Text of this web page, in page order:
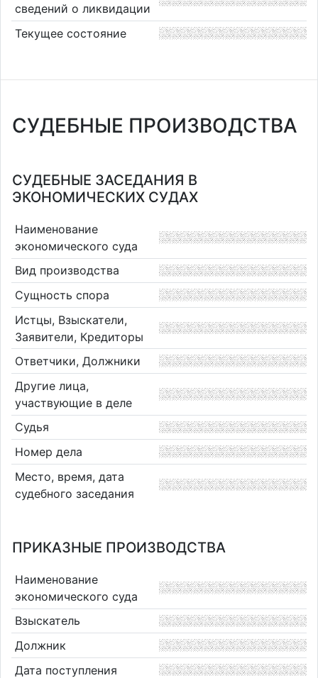
сведений о ликвидации
Текущее состояние
СУДЕБНЫЕ ПРОИЗВОДСТВА
СУДЕБНЫЕ ЗАСЕДАНИЯ В
ЭКОНОМИЧЕСКИХ СУДАХ
Наименование
экономического суда
Вид производства
Сущность спора
Истцы, Взыскатели,
Заявители, Кредиторы
Ответчики, Должники
Другие лица,
участвующие в деле
Судья
Номер дела
Место, время, дата
судебного заседания
ПРИКАЗНЫЕ ПРОИЗВОДСТВА
Наименование
экономического суда
Взыскатель
Должник
Дата поступления